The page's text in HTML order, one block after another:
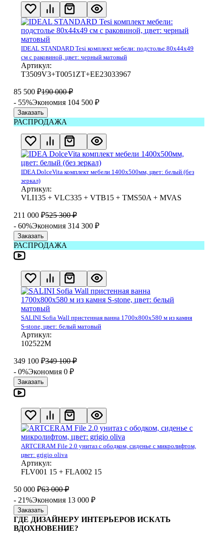
IDEAL STANDARD Tesi комплект мебели: подстолье 80x44x49
см с раковиной, цвет: черный матовый
Артикул:
T3509V3+T0051ZT+EE23033967
85 500 ₽190 000 ₽
- 55%Экономия 104 500 ₽
Заказать
РАСПРОДАЖА
IDEA DolceVita комплект мебели 1400x500мм, цвет: белый (без
зеркал)
Артикул:
VLI135 + VLC335 + VTB15 + TMS50A + MVAS
211 000 ₽525 300 ₽
- 60%Экономия 314 300 ₽
Заказать
РАСПРОДАЖА
SALINI Sofia Wall пристенная ванна 1700х800х580 м из камня
S-stone, цвет: белый матовый
Артикул:
102522М
349 100 ₽349 100 ₽
- 0%Экономия 0 ₽
Заказать
ARTCERAM File 2.0 унитаз с ободком, сиденье с микролифтом,
цвет: grigio oliva
Артикул:
FLV001 15 + FLA002 15
50 000 ₽63 000 ₽
- 21%Экономия 13 000 ₽
Заказать
ГДЕ ДИЗАЙНЕРУ ИНТЕРЬЕРОВ ИСКАТЬ
ВДОХНОВЕНИЕ?